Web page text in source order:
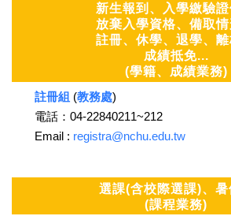
新生報到、入學繳驗證
放棄入學資格、備取情
註冊、休學、退學、離
成績抵免...
(學籍、成績業務)
註冊組 (教務處)
電話：04-22840211~212
Email : registra@nchu.edu.tw
選課(含校際選課)、暑
(課程業務)